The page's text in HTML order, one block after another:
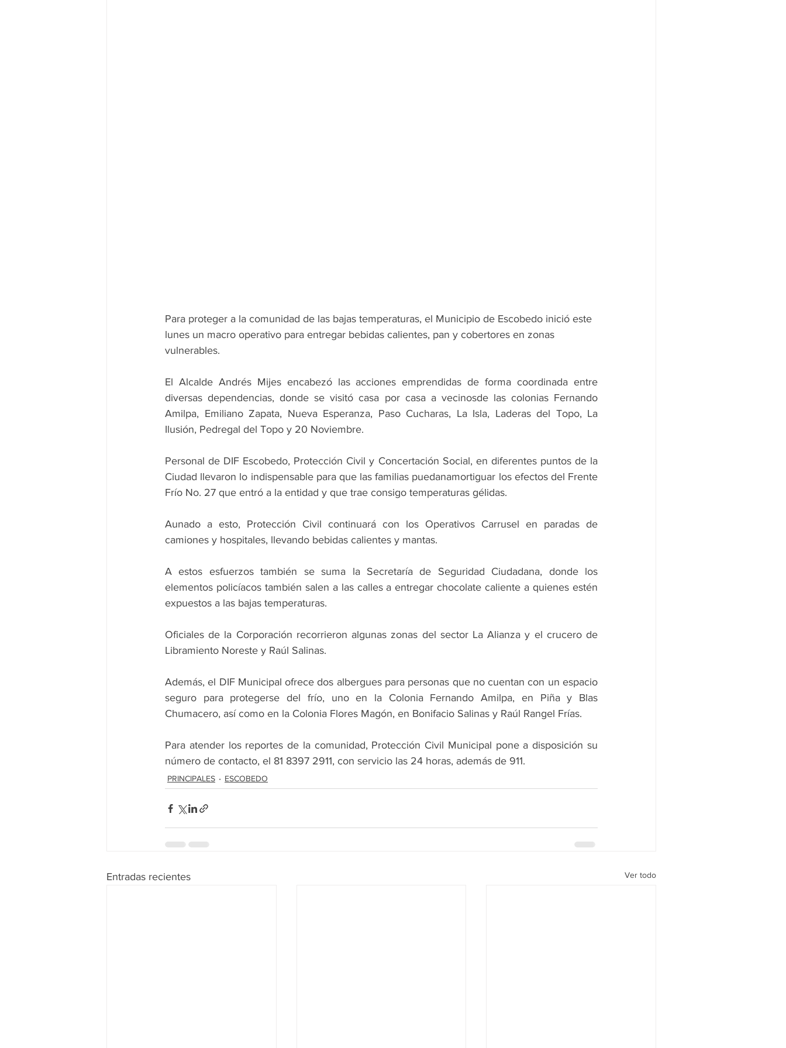
Para proteger a la comunidad de las bajas temperaturas, el Municipio de Escobedo inició este
lunes un macro operativo para entregar bebidas calientes, pan y cobertores en zonas
vulnerables.
El Alcalde Andrés Mijes encabezó las acciones emprendidas de forma coordinada entre
diversas dependencias, donde se visitó casa por casa a vecinosde las colonias Fernando
Amilpa, Emiliano Zapata, Nueva Esperanza, Paso Cucharas, La Isla, Laderas del Topo, La
Ilusión, Pedregal del Topo y 20 Noviembre.
Personal de DIF Escobedo, Protección Civil y Concertación Social, en diferentes puntos de la
Ciudad llevaron lo indispensable para que las familias puedanamortiguar los efectos del Frente
Frío No. 27 que entró a la entidad y que trae consigo temperaturas gélidas.
Aunado a esto, Protección Civil continuará con los Operativos Carrusel en paradas de
camiones y hospitales, llevando bebidas calientes y mantas.
A estos esfuerzos también se suma la Secretaría de Seguridad Ciudadana, donde los
elementos policíacos también salen a las calles a entregar chocolate caliente a quienes estén
expuestos a las bajas temperaturas.
Oficiales de la Corporación recorrieron algunas zonas del sector La Alianza y el crucero de
Libramiento Noreste y Raúl Salinas.
Además, el DIF Municipal ofrece dos albergues para personas que no cuentan con un espacio
seguro para protegerse del frío, uno en la Colonia Fernando Amilpa, en Piña y Blas
Chumacero, así como en la Colonia Flores Magón, en Bonifacio Salinas y Raúl Rangel Frías.
Para atender los reportes de la comunidad, Protección Civil Municipal pone a disposición su
número de contacto, el 81 8397 2911, con servicio las 24 horas, además de 911.
PRINCIPALES ESCOBEDO
Entradas recientes Ver todo